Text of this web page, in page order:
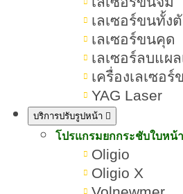
เลเซอร์ขนทั้ง
เลเซอร์ขนคุด
เลเซอร์ลบแผ
เครื่องเลเซอร์
YAG Laser
บริการปรับรูปหน้า
โปรแกรมยกกระชับใบหน้า
Oligio
Oligio X
Ulthera Prime VS
หลักการทำงาน
Emface
ข้อดีของ Ulthera
Emface
Ulthera Prime VS